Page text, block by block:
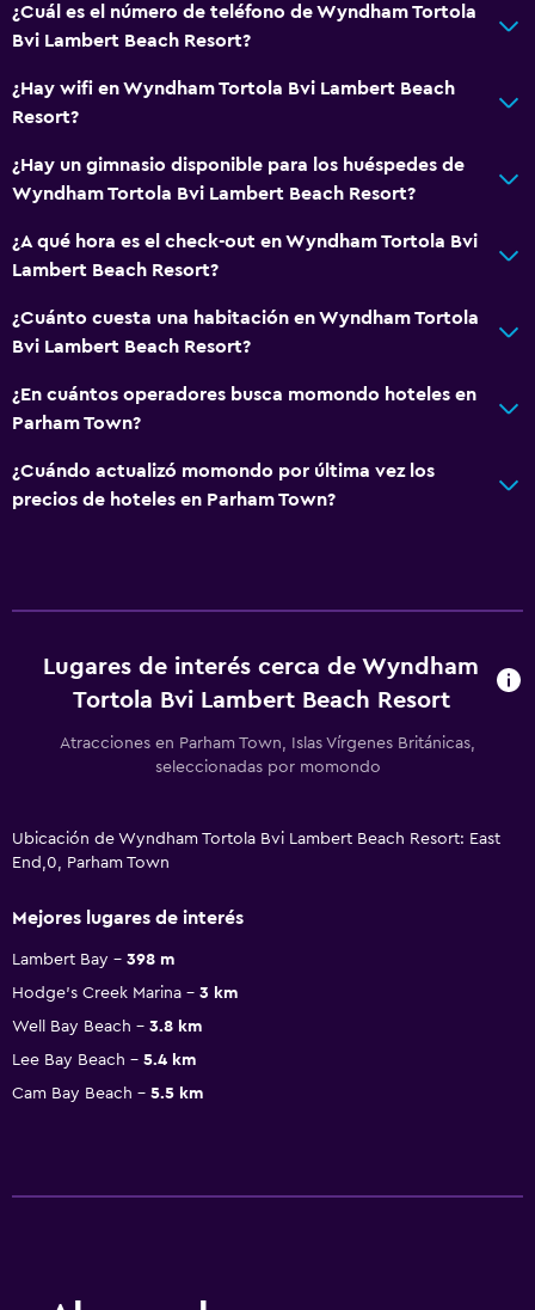
¿Cuál es el número de teléfono de Wyndham Tortola
Bvi Lambert Beach Resort?
¿Hay wifi en Wyndham Tortola Bvi Lambert Beach
Resort?
¿Hay un gimnasio disponible para los huéspedes de
Wyndham Tortola Bvi Lambert Beach Resort?
¿A qué hora es el check-out en Wyndham Tortola Bvi
Lambert Beach Resort?
¿Cuánto cuesta una habitación en Wyndham Tortola
Bvi Lambert Beach Resort?
¿En cuántos operadores busca momondo hoteles en
Parham Town?
¿Cuándo actualizó momondo por última vez los
precios de hoteles en Parham Town?
Lugares de interés cerca de Wyndham
Tortola Bvi Lambert Beach Resort
Atracciones en Parham Town, Islas Vírgenes Británicas,
seleccionadas por momondo
Ubicación de Wyndham Tortola Bvi Lambert Beach Resort: East
End,0, Parham Town
Mejores lugares de interés
Lambert Bay
398 m
Hodge's Creek Marina
3 km
Well Bay Beach
3.8 km
Lee Bay Beach
5.4 km
Cam Bay Beach
5.5 km